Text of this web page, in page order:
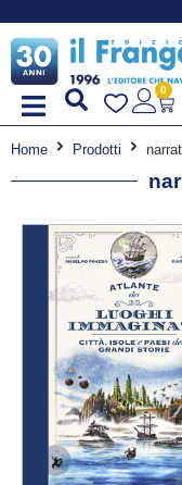
0
Home Prodotti